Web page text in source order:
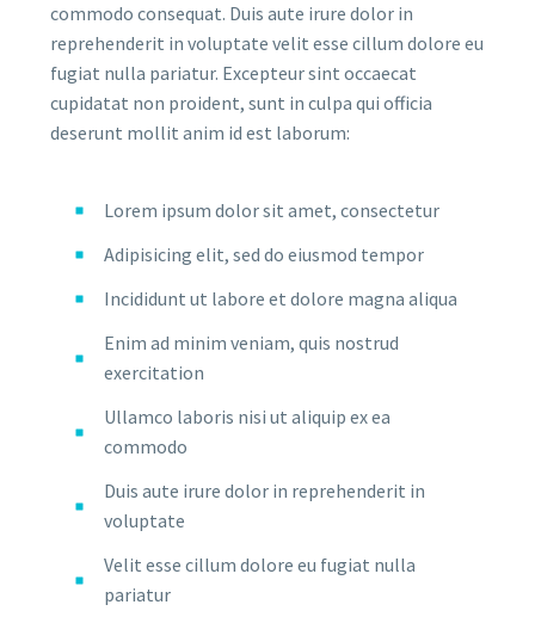
commodo consequat. Duis aute irure dolor in
reprehenderit in voluptate velit esse cillum dolore eu
fugiat nulla pariatur. Excepteur sint occaecat
cupidatat non proident, sunt in culpa qui officia
deserunt mollit anim id est laborum:
Lorem ipsum dolor sit amet, consectetur
Adipisicing elit, sed do eiusmod tempor
Incididunt ut labore et dolore magna aliqua
Enim ad minim veniam, quis nostrud
exercitation
Ullamco laboris nisi ut aliquip ex ea
commodo
Duis aute irure dolor in reprehenderit in
voluptate
Velit esse cillum dolore eu fugiat nulla
pariatur